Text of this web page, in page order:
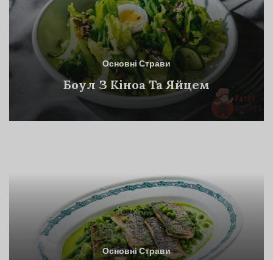
Основні Страви
Боул З Кіноа Та Яйцем
Основні Страви